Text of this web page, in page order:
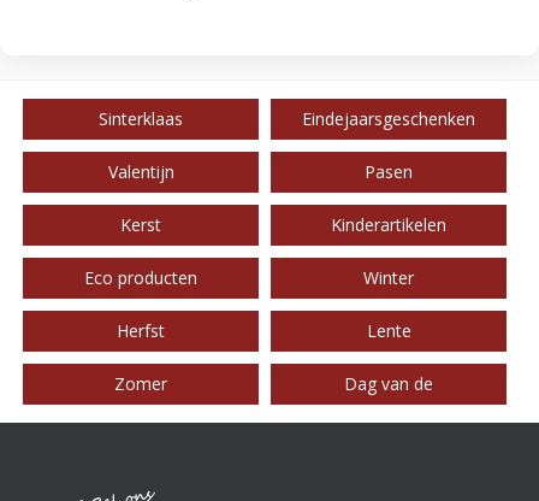
Sinterklaas Eindejaarsgeschenken
Valentijn Pasen
Kerst Kinderartikelen
Eco producten Winter
Herfst Lente
Zomer Dag van de